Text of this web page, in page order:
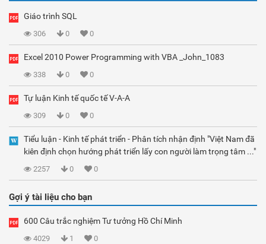
Giáo trình SQL
306 0 0
Excel 2010 Power Programming with VBA _John_1083
338 0 0
Tự luận Kinh tế quốc tế V-A-A
309 0 0
Tiểu luận - Kinh tế phát triển - Phân tích nhận định "Việt Nam đã
kiên định chọn hướng phát triển lấy con người làm trọng tâm ..."
2257 0 0
Gợi ý tài liệu cho bạn
600 Câu trắc nghiệm Tư tưởng Hồ Chí Minh
4029 1 0